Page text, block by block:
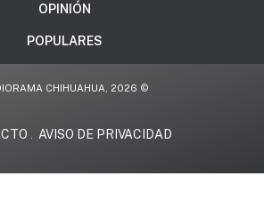
OPINIÓN
POPULARES
CHIHUAHUA, 2026 ©
AVISO DE PRIVACIDAD